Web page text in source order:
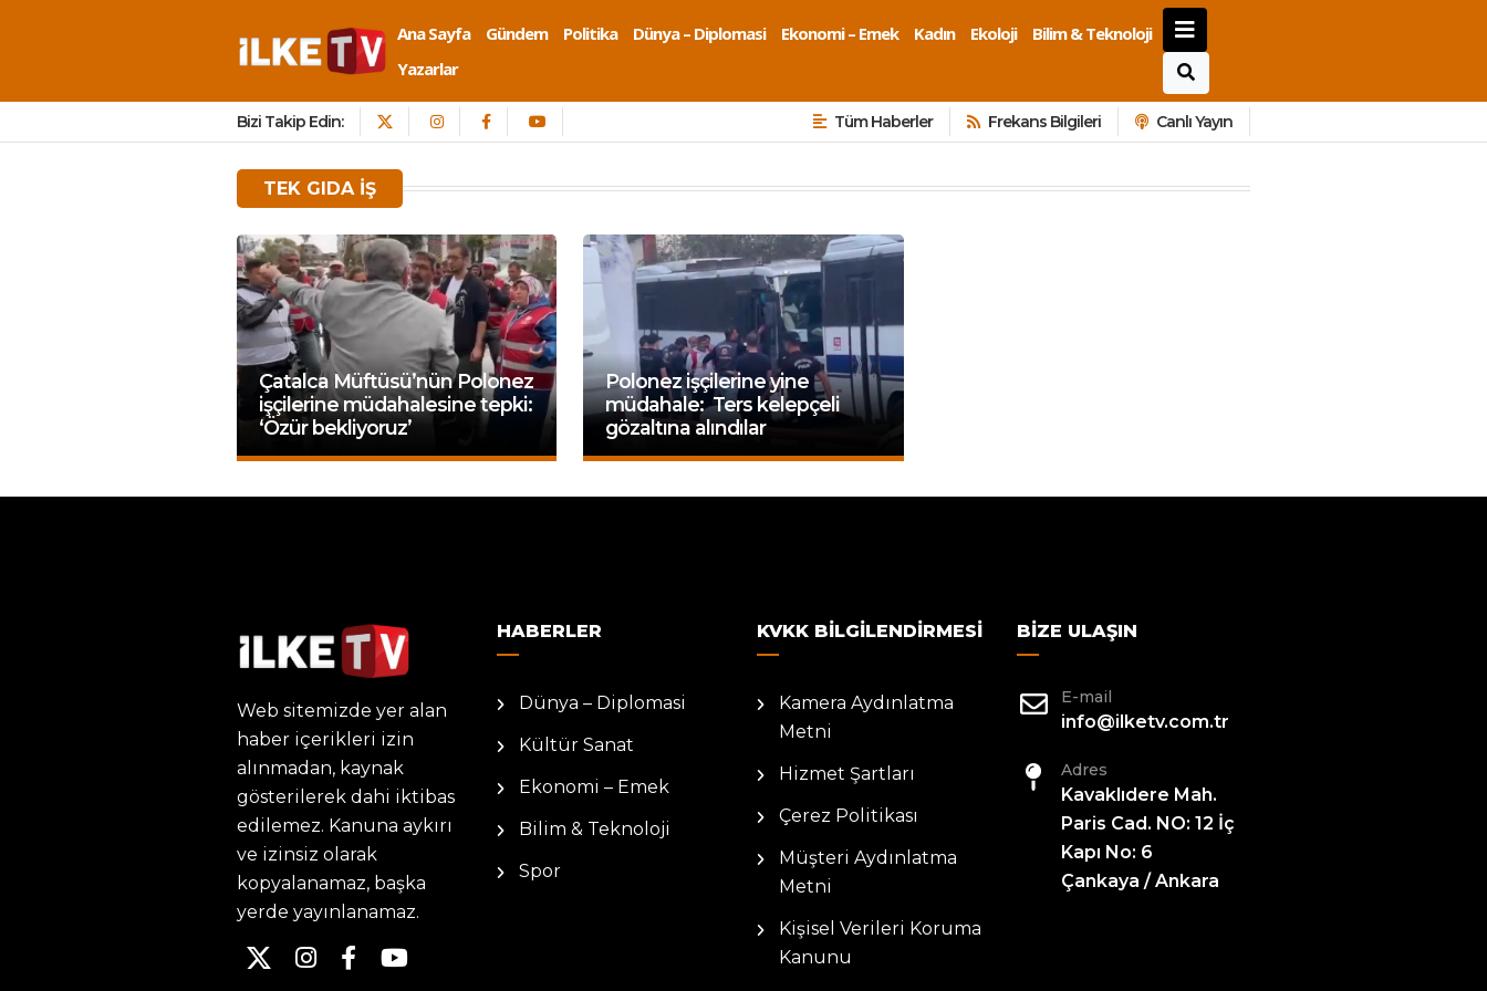
Ana Sayfa Gündem Politika Dünya – Diplomasi Ekonomi – Emek Kadın Ekoloji
Bilim & Teknoloji
Yazarlar
Bizi Takip Edin: Tüm Haberler Frekans Bilgileri Canlı Yayın
TEK GIDA IŞ
Çatalca Müftüsü’nün Polonez
işçilerine müdahalesine tepki:
‘Özür bekliyoruz’
Polonez işçilerine yine
müdahale: Ters kelepçeli
gözaltına alındılar
Web sitemizde yer alan
haber içerikleri izin
alınmadan, kaynak
gösterilerek dahi iktibas
edilemez. Kanuna aykırı
ve izinsiz olarak
kopyalanamaz, başka
yerde yayınlanamaz.
HABERLER
Dünya – Diplomasi
Kültür Sanat
Ekonomi – Emek
Bilim & Teknoloji
Spor
KVKK BILGILENDIRMESI
Kamera Aydınlatma
Metni
Hizmet Şartları
Çerez Politikası
Müşteri Aydınlatma
Metni
Kişisel Verileri Koruma
Kanunu
BIZE ULAŞIN
E-mail
info@ilketv.com.tr
Adres
Kavaklıdere Mah.
Paris Cad. NO: 12 İç
Kapı No: 6
Çankaya / Ankara